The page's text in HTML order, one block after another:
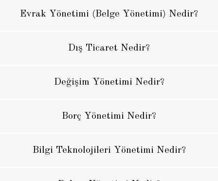
Evrak Yönetimi (Belge Yönetimi) Nedir?
Dış Ticaret Nedir?
Değişim Yönetimi Nedir?
Borç Yönetimi Nedir?
Bilgi Teknolojileri Yönetimi Nedir?